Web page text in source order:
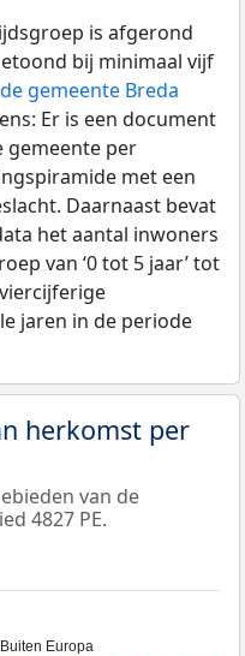
is afgerond
bij minimaal vijf
gemeente Breda
Er is een document
gemeente per
met een
Daarnaast bevat
het aantal inwoners
van ‘0 tot 5 jaar’ tot
jaren in de periode
herkomst per
van de
4827 PE.
Buiten Europa